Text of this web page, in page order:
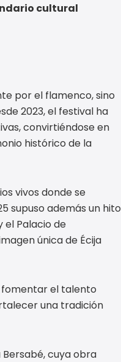
cultural
por el flamenco, sino
2023, el festival ha
convirtiéndose en
histórico de la
vivos donde se
supuso además un hito
Palacio de
única de Écija
fomentar el talento
una tradición
cuya obra